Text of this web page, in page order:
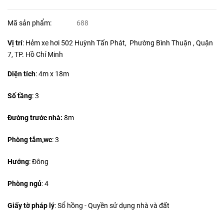
Mã sản phẩm: 688
Vị trí: Hẻm xe hơi 502 Huỳnh Tấn Phát, Phường Bình Thuận , Quận
7, TP. Hồ Chí Minh
Diện tích:4m x 18m
Số tầng: 3
Đường trước nhà: 8m
Phòng tắm,wc: 3
Hướng: Đông
Phòng ngủ: 4
Giấy tờ pháp lý: Sổ hồng - Quyền sử dụng nhà và đất